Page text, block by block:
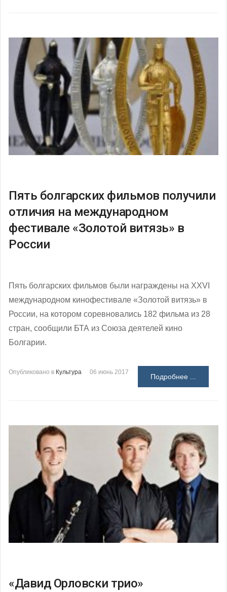
Пять болгарских фильмов получили
отличия на международном
фестивале «Золотой витязь» в
России
Пять болгарских фильмов были награждены на ХХVІ
международном кинофестивале «Золотой витязь» в
России, на котором соревновались 182 фильма из 28
стран, сообщили БТА из Союза деятелей кино
Болгарии.
Опубликовано в Культура 06 июнь 2017
Подробнее ...
«Давид Орловски трио»